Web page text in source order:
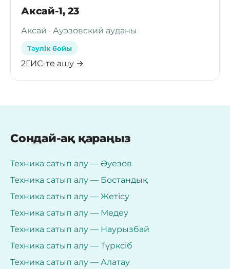
Аксай-1, 23
Аксай · Ауэзовский ауданы
Тәулік бойы
2ГИС-те ашу →
Сондай-ақ қараңыз
Техника сатып алу — Әуезов
Техника сатып алу — Бостандық
Техника сатып алу — Жетісу
Техника сатып алу — Медеу
Техника сатып алу — Наурызбай
Техника сатып алу — Түрксіб
Техника сатып алу — Алатау